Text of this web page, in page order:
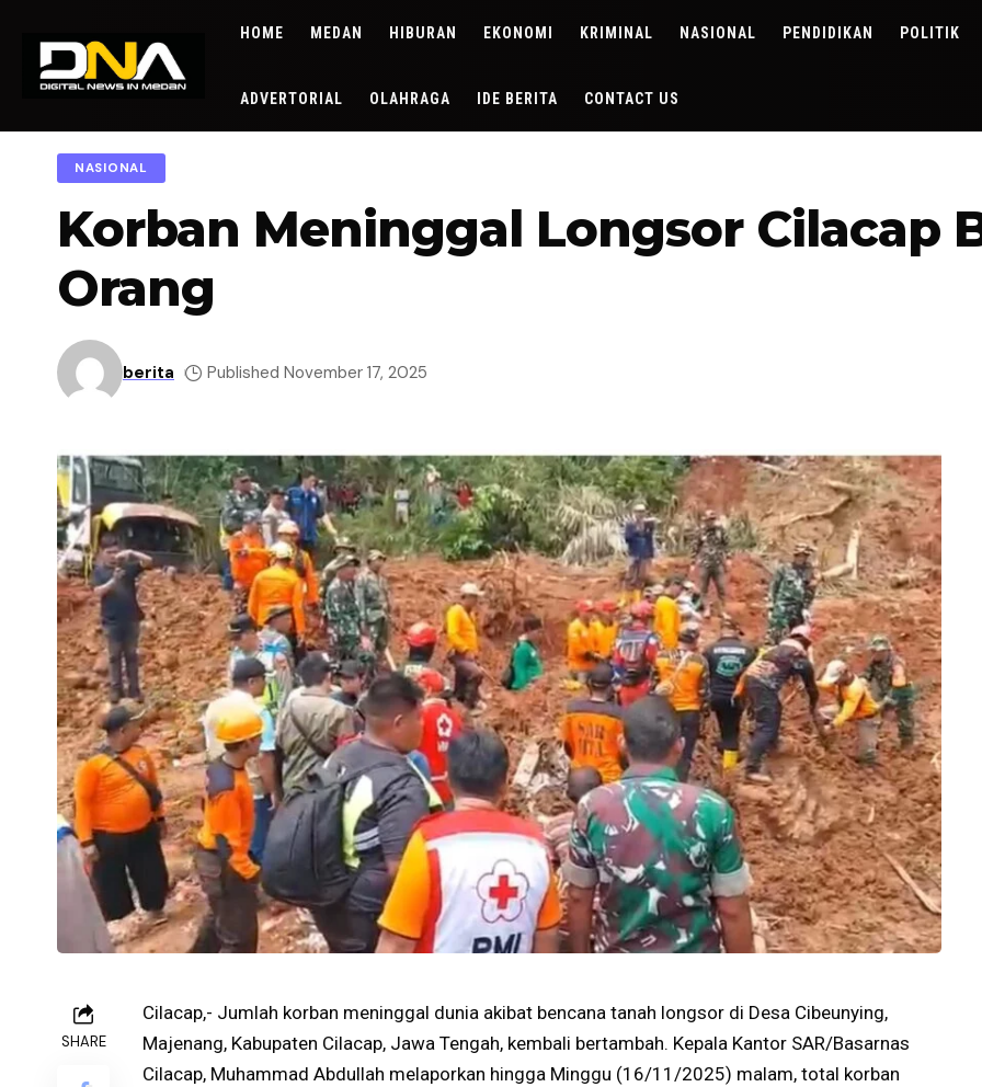
HOME MEDAN HIBURAN EKONOMI KRIMINAL NASIONAL PENDIDIKAN POLITIK
ADVERTORIAL OLAHRAGA IDE BERITA CONTACT US
NASIONAL
Korban Meninggal Longsor Cilacap
Orang
berita Published November 17, 2025
SHARE
Cilacap,- Jumlah korban meninggal dunia akibat bencana tanah longsor di Desa Cibeunying,
Majenang, Kabupaten Cilacap, Jawa Tengah, kembali bertambah. Kepala Kantor SAR/Basarnas
Cilacap, Muhammad Abdullah melaporkan hingga Minggu (16/11/2025) malam, total korban